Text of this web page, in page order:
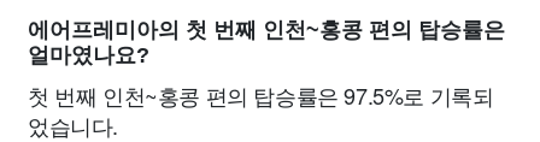
에어프레미아의 첫 번째 인천~홍콩 편의 탑승률은
얼마였나요?
첫 번째 인천~홍콩 편의 탑승률은 97.5%로 기록되
었습니다.